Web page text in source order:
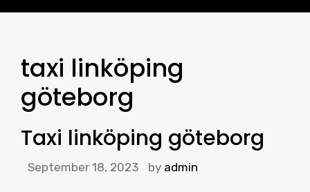
taxi linköping
göteborg
Taxi linköping göteborg
September 18, 2023 by admin